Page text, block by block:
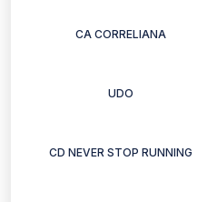
CA CORRELIANA
UDO
CD NEVER STOP RUNNING